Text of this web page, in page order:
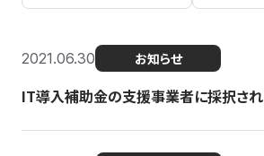
2021.06.30 お知らせ
IT導入補助金の支援事業者に採択され